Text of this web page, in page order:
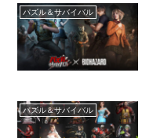
パズル＆サバイバル
パズル＆サバイバル